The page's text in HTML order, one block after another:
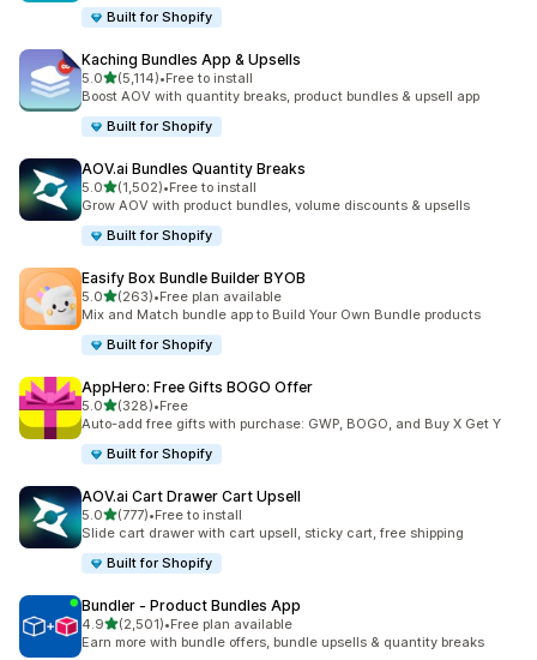
Built for Shopify
Kaching Bundles App & Upsells
5.0별 5개 중
(5,114)
총 리뷰 5114개
•Free to install
Boost AOV with quantity breaks, product bundles & upsell app
Built for Shopify
AOV.ai Bundles Quantity Breaks
5.0별 5개 중
(1,502)
총 리뷰 1502개
•Free to install
Grow AOV with product bundles, volume discounts & upsells
Built for Shopify
Easify Box Bundle Builder BYOB
5.0별 5개 중
(263)
총 리뷰 263개
•Free plan available
Mix and Match bundle app to Build Your Own Bundle products
Built for Shopify
AppHero: Free Gifts BOGO Offer
5.0별 5개 중
(328)
총 리뷰 328개
•Free
Auto-add free gifts with purchase: GWP, BOGO, and Buy X Get Y
Built for Shopify
AOV.ai Cart Drawer Cart Upsell
5.0별 5개 중
(777)
총 리뷰 777개
•Free to install
Slide cart drawer with cart upsell, sticky cart, free shipping
Built for Shopify
Bundler ‑ Product Bundles App
4.9별 5개 중
(2,501)
총 리뷰 2501개
•Free plan available
Earn more with bundle offers, bundle upsells & quantity breaks